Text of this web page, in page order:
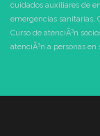
cuidados auxiliares de
emergencias sanitarias,
Curso de atenciÃ³n
atenciÃ³n a personas